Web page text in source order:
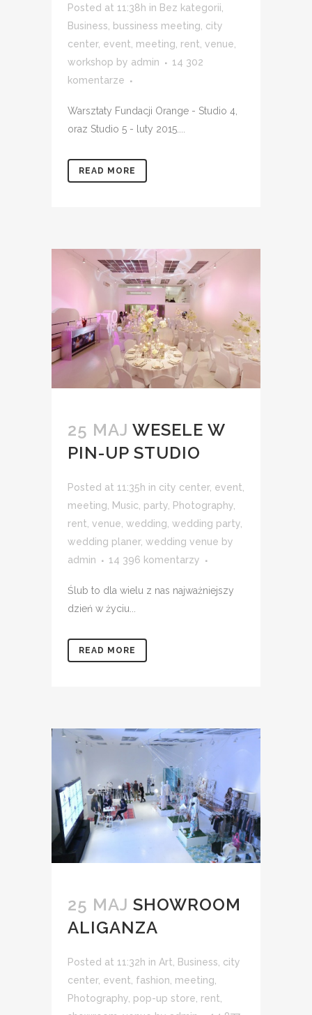
Posted at 11:38h in Bez kategorii,
Business, bussiness meeting, city
center, event, meeting, rent, venue,
workshop by admin
14 302
komentarze
Warsztaty Fundacji Orange - Studio 4,
oraz Studio 5 - luty 2015....
READ MORE
25 MAJ WESELE W
PIN-UP STUDIO
Posted at 11:35h in city center, event,
meeting, Music, party, Photography,
rent, venue, wedding, wedding party,
wedding planer, wedding venue by
admin
14 396 komentarzy
Ślub to dla wielu z nas najważniejszy
dzień w życiu...
READ MORE
25 MAJ SHOWROOM
ALIGANZA
Posted at 11:32h in Art Business city
center, event fashion meeting
Photography pop-up store rent